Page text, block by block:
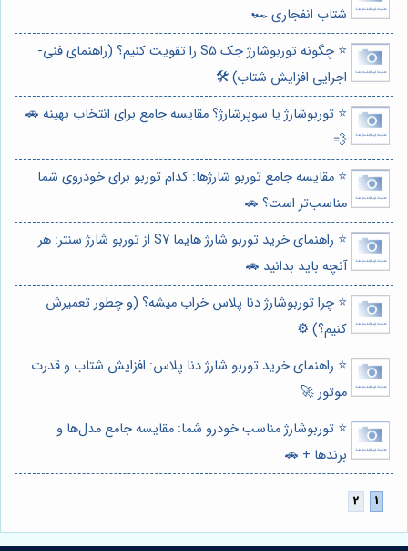
شتاب انفجاری 🏎️
⭐️ چگونه توربوشارژ جک S5 را تقویت کنیم؟ (راهنمای فنی-
اجرایی افزایش شتاب) 🛠️
⭐️ توربوشارژ یا سوپرشارژ؟ مقایسه جامع برای انتخاب بهینه 🚗
💨
⭐️ مقایسه جامع توربو شارژها: کدام توربو برای خودروی شما
مناسب‌تر است؟ 🚗
⭐️ راهنمای خرید توربو شارژ هایما S7 از توربو شارژ سنتر: هر
آنچه باید بدانید 🚗
⭐️ چرا توربوشارژ دنا پلاس خراب میشه؟ (و چطور تعمیرش
کنیم؟) ⚙️
⭐️ راهنمای خرید توربو شارژ دنا پلاس: افزایش شتاب و قدرت
موتور 🚀
⭐️ توربوشارژ مناسب خودرو شما: مقایسه جامع مدل‌ها و
برندها + 🚗